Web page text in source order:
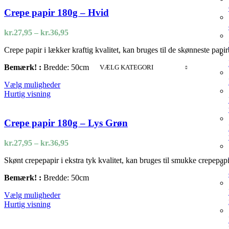
VÆLG KATEGORI
varianter.
Mulighederne
kan
på
varesiden
Crepe papir 180g – Hvid
kr.27,95 – kr.36,95Prisinterval:
til
Crepe papir i lækker kraftig kvalitet, kan bruges til de skønneste
Bemærk! : Bredde: 50cm
Vælg mulighederDette
varianter.
Mulighederne
kan
vælges
på
varesiden
Hurtig visning
Crepe papir 180g – Lys Grøn
kr.27,95 – kr.36,95Prisinterval:
til
Skønt crepepapir i ekstra tyk kvalitet, kan bruges til smukke
Bemærk! : Bredde: 50cm
Vælg mulighederDette
Hurtig visning